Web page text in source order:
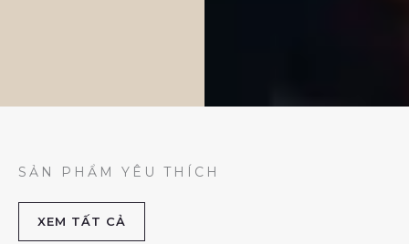
SẢN PHẨM YÊU THÍCH
XEM TẤT CẢ